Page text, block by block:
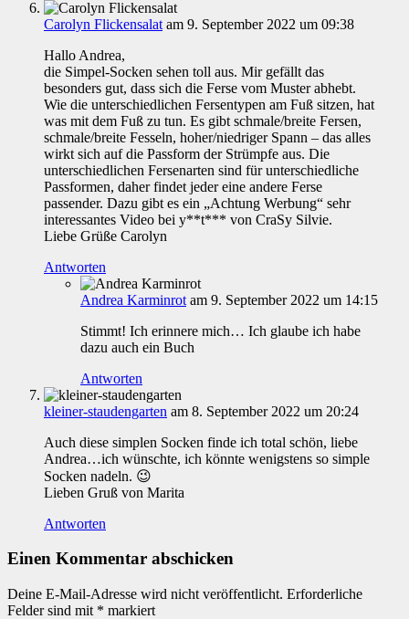
Carolyn Flickensalat am 9. September 2022 um 09:38
Hallo Andrea,
die Simpel-Socken sehen toll aus. Mir gefällt das
besonders gut, dass sich die Ferse vom Muster abhebt.
Wie die unterschiedlichen Fersentypen am Fuß sitzen, hat
was mit dem Fuß zu tun. Es gibt schmale/breite Fersen,
schmale/breite Fesseln, hoher/niedriger Spann – das alles
wirkt sich auf die Passform der Strümpfe aus. Die
unterschiedlichen Fersenarten sind für unterschiedliche
Passformen, daher findet jeder eine andere Ferse
passender. Dazu gibt es ein „Achtung Werbung“ sehr
interessantes Video bei y**t*** von CraSy Silvie.
Liebe Grüße Carolyn
Antworten
Andrea Karminrot am 9. September 2022 um 14:15
Stimmt! Ich erinnere mich… Ich glaube ich habe
dazu auch ein Buch
Antworten
kleiner-staudengarten am 8. September 2022 um 20:24
Auch diese simplen Socken finde ich total schön, liebe
Andrea…ich wünschte, ich könnte wenigstens so simple
Socken nadeln. 😉
Lieben Gruß von Marita
Antworten
Einen Kommentar abschicken
Deine E-Mail-Adresse wird nicht veröffentlicht. Erforderliche
Felder sind mit * markiert